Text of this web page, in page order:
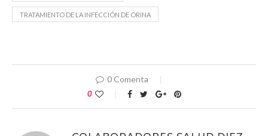
TRATAMIENTO DE LA INFECCIÓN DE ORINA
0 Comenta
0